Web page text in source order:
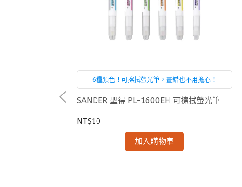
6種顏色！可擦拭螢光筆，畫錯也不用擔心！
SANDER 聖得 PL-1600EH 可擦拭螢光筆
NT$10
加入購物車